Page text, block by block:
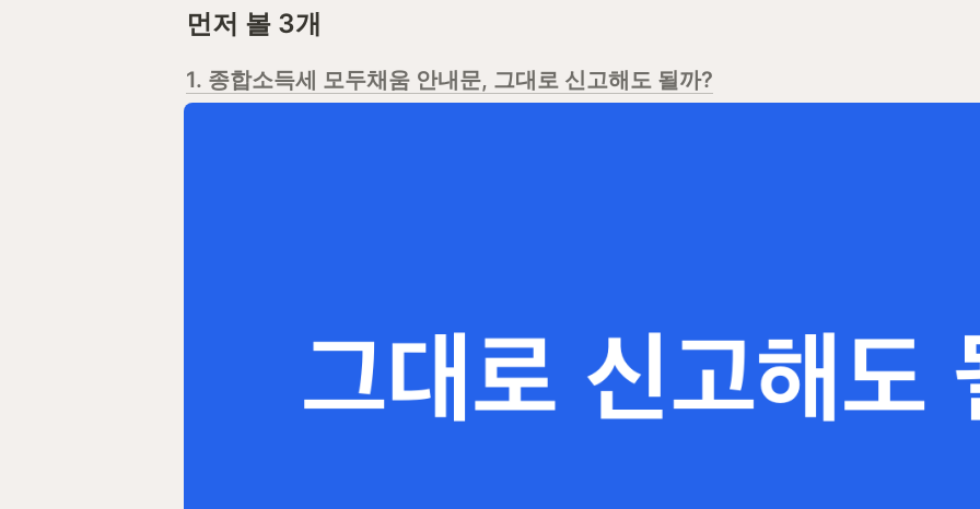
먼저 볼 3개
1. 종합소득세 모두채움 안내문, 그대로 신고해도 될까?